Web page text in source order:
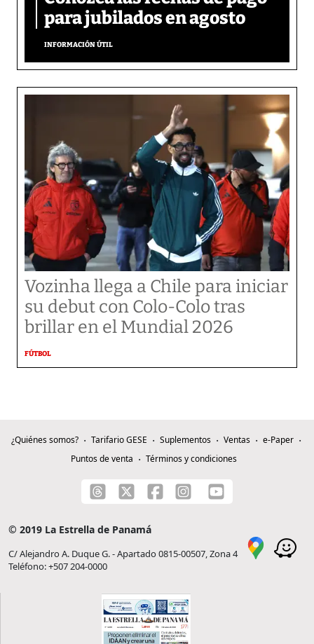
para jubilados en agosto
INFORMACIÓN ÚTIL
Vozinha llega a Chile para iniciar
su debut con Colo-Colo tras
brillar en el Mundial 2026
FÚTBOL
¿Quiénes somos? Tarifario GESE Suplementos Ventas
e-Paper
Puntos de venta
Términos y condiciones
© 2019 La Estrella de Panamá
C/ Alejandro A. Duque G. - Apartado 0815-00507, Zona 4
Teléfono: +507 204-0000